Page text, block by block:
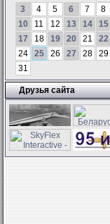
3
4 5 6 7 8
10
11 12 13 14 15
17
18 19 20 21 22
24
25 26 27 28 29
31
Друзья сайта